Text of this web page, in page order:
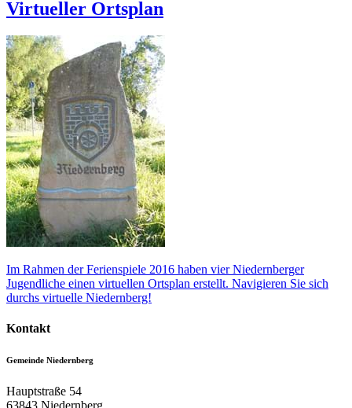
Virtueller Ortsplan
Im Rahmen der Ferienspiele 2016 haben vier Niedernberger
Jugendliche einen virtuellen Ortsplan erstellt. Navigieren Sie sich
durchs virtuelle Niedernberg!
Kontakt
Gemeinde Niedernberg
Hauptstraße 54
63843 Niedernberg